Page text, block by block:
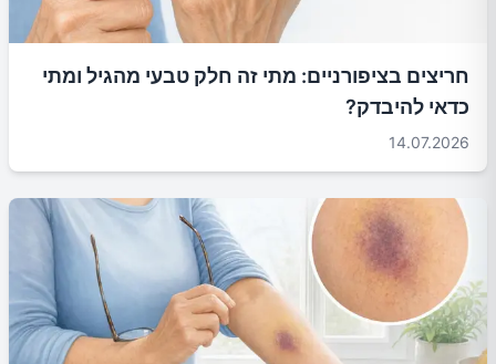
חריצים בציפורניים: מתי זה חלק טבעי מהגיל ומתי
כדאי להיבדק?
14.07.2026